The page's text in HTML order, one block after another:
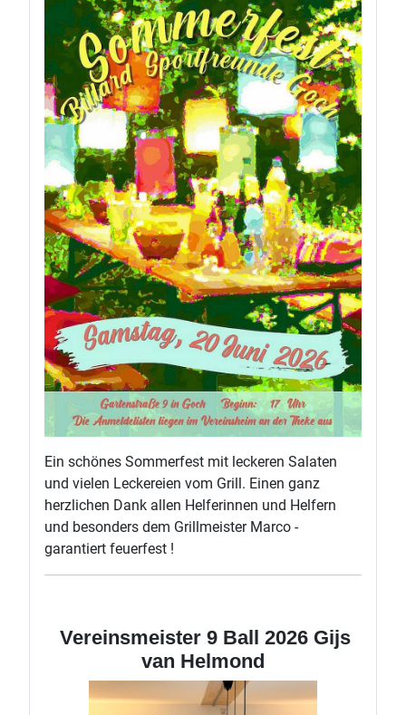
Ein schönes Sommerfest mit leckeren Salaten
und vielen Leckereien vom Grill. Einen ganz
herzlichen Dank allen Helferinnen und Helfern
und besonders dem Grillmeister Marco -
garantiert feuerfest !
Vereinsmeister 9 Ball 2026 Gijs
van Helmond